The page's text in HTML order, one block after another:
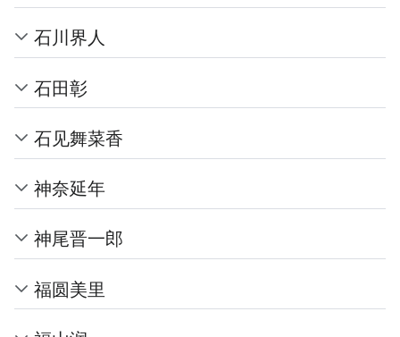
石川界人
石田彰
石见舞菜香
神奈延年
神尾晋一郎
福圆美里